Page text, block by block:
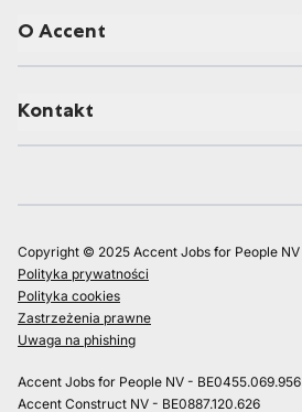
O Accent
Kontakt
Copyright © 2025 Accent Jobs for People NV
Polityka prywatności
Polityka cookies
Zastrzeżenia prawne
Uwaga na phishing
Accent Jobs for People NV - BE0455.069.956
Accent Construct NV - BE0887.120.626